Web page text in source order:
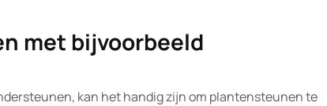
met bijvoorbeeld
kan het handig zijn om plantensteunen te